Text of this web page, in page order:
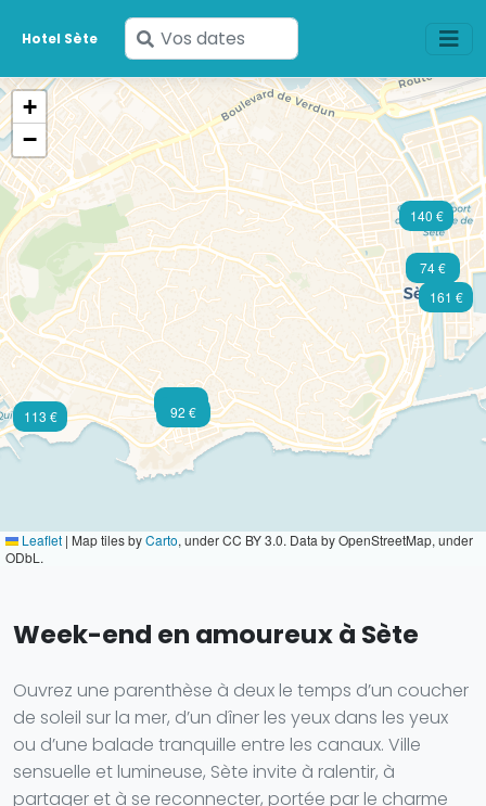
Hotel Sète
Saisissez
vos
dates
140 €
161 €
92 €
74 €
113 €
+
−
Leaflet | Map tiles byCarto, under CC BY 3.0. Data by OpenStreetMap, under
ODbL.
Week-end en amoureux à Sète
Ouvrez une parenthèse à deux le temps d’un coucher
de soleil sur la mer, d’un dîner les yeux dans les yeux
ou d’une balade tranquille entre les canaux. Ville
sensuelle et lumineuse, Sète invite à ralentir, à
partager et à se reconnecter, portée par le charme